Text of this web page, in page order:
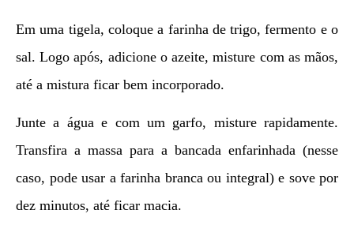
Em uma tigela, coloque a farinha de trigo, fermento e o
sal. Logo após, adicione o azeite, misture com as mãos,
até a mistura ficar bem incorporado.
Junte a água e com um garfo, misture rapidamente.
Transfira a massa para a bancada enfarinhada (nesse
caso, pode usar a farinha branca ou integral) e sove por
dez minutos, até ficar macia.